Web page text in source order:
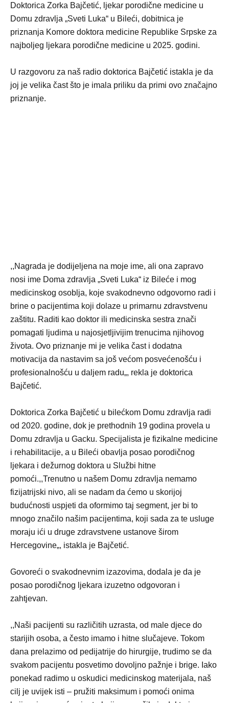
Doktorica Zorka Bajčetić, ljekar porodične medicine u
Domu zdravlja „Sveti Luka“ u Bileći, dobitnica je
priznanja Komore doktora medicine Republike Srpske za
najboljeg ljekara porodične medicine u 2025. godini.
U razgovoru za naš radio doktorica Bajčetić istakla je da
joj je velika čast što je imala priliku da primi ovo značajno
priznanje.
,,Nagrada je dodijeljena na moje ime, ali ona zapravo
nosi ime Doma zdravlja „Sveti Luka“ iz Bileće i mog
medicinskog osoblja, koje svakodnevno odgovorno radi i
brine o pacijentima koji dolaze u primarnu zdravstvenu
zaštitu. Raditi kao doktor ili medicinska sestra znači
pomagati ljudima u najosjetljivijim trenucima njihovog
života. Ovo priznanje mi je velika čast i dodatna
motivacija da nastavim sa još većom posvećenošću i
profesionalnošću u daljem radu„, rekla je doktorica
Bajčetić.
Doktorica Zorka Bajčetić u bilećkom Domu zdravlja radi
od 2020. godine, dok je prethodnih 19 godina provela u
Domu zdravlja u Gacku. Specijalista je fizikalne medicine
i rehabilitacije, a u Bileći obavlja posao porodičnog
ljekara i dežurnog doktora u Službi hitne
pomoći.,,Trenutno u našem Domu zdravlja nemamo
fizijatrijski nivo, ali se nadam da ćemo u skorijoj
budućnosti uspjeti da oformimo taj segment, jer bi to
mnogo značilo našim pacijentima, koji sada za te usluge
moraju ići u druge zdravstvene ustanove širom
Hercegovine„, istakla je Bajčetić.
Govoreći o svakodnevnim izazovima, dodala je da je
posao porodičnog ljekara izuzetno odgovoran i
zahtjevan.
,,Naši pacijenti su različitih uzrasta, od male djece do
starijih osoba, a često imamo i hitne slučajeve. Tokom
dana prelazimo od pedijatrije do hirurgije, trudimo se da
svakom pacijentu posvetimo dovoljno pažnje i brige. Iako
ponekad radimo u oskudici medicinskog materijala, naš
cilj je uvijek isti – pružiti maksimum i pomoći onima